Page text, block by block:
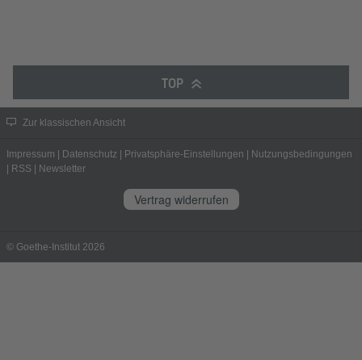
TOP
Zur klassischen Ansicht
Impressum Datenschutz Privatsphäre-Einstellungen
Nutzungsbedingungen
RSS Newsletter
Vertrag widerrufen
© Goethe-Institut 2026